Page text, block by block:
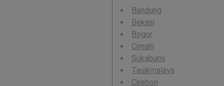
Bandung
Bekasi
Bogor
Cimahi
Sukabumi
Tasikmalaya
Cirebon